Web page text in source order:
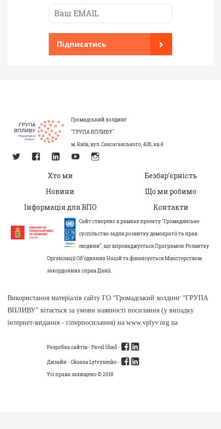
Підписатись ›
Громадський холдинг
"ГРУПА ВПЛИВУ"
м. Київ, вул. Саксаганського, 41В, кв.4
Хто ми
Новини
Інформація для ВПО
Безбар’єрність
Що ми робимо
Контакти
Сайт створено в рамках проекту "Громадянське
суспільство задля розвитку демократії та прав
людини", що впроваджується Програмою Розвитку
Організації Об’єднаних Націй та фінансується Міністерством
закордонних справ Данії.
Використання матеріалів сайту ГО “Громадський холдинг “ГРУПА
ВПЛИВУ” вітається за умови наявності посилання (у випадку
інтернет-видання - гіперпосилання) на www.vplyv.org.ua
Розробка сайтів -Pavel Shad-
Дизайн - Oksana Lytvynenko -
Усі права захищено © 2018